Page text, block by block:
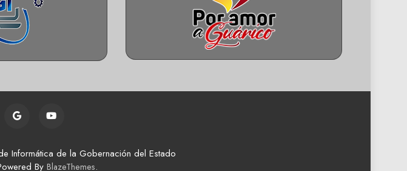
Informática de la Gobernación del Estado
By BlazeThemes.